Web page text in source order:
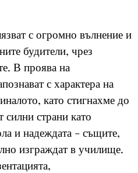
с огромно вълнение и
будители, чрез
В проява на
с характера на
като стигнахме до
силни страни като
и надеждата - същите,
изграждат в училище.